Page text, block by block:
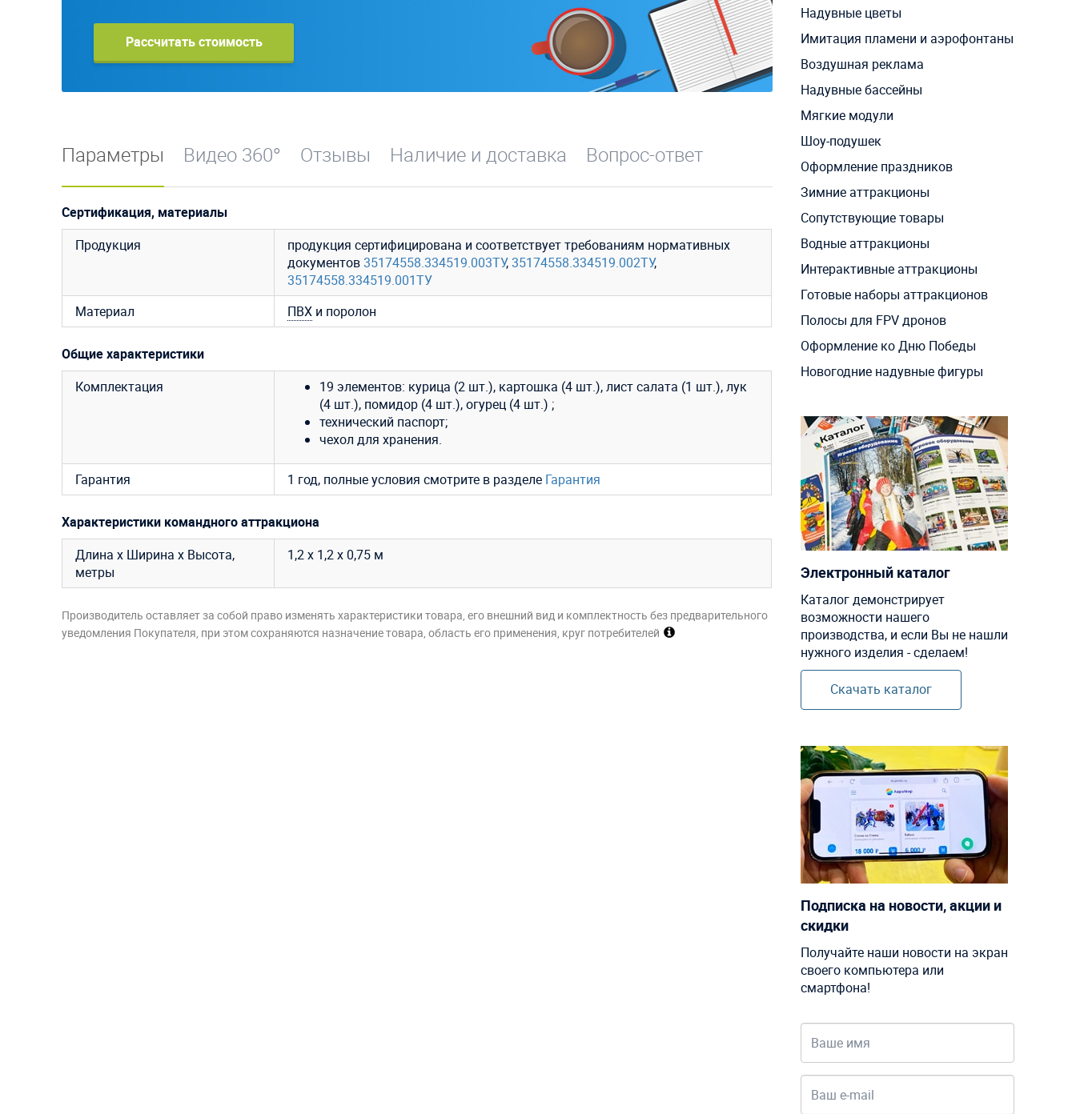
Рассчитать стоимость
Параметры Видео 360° Отзывы Наличие и доставка Вопрос-ответ
Сертификация, материалы
Продукция
продукция сертифицирована и соответствует требованиям нормативных
документов35174558.334519.003ТУ,35174558.334519.002ТУ,
35174558.334519.001ТУ
Материал
ПВХ и поролон
Общие характеристики
Комплектация
19 элементов: курица (2 шт.), картошка (4 шт.), лист салата (1 шт.), лук
(4 шт.), помидор (4 шт.), огурец (4 шт.) ;
технический паспорт;
чехол для хранения.
Гарантия 1 год, полные условия смотрите в разделе Гарантия
Характеристики командного аттракциона
Длина х Ширина х Высота,
метры
1,2 х 1,2 х 0,75 м
Производитель оставляет за собой право изменять характеристики товара, его внешний вид и комплектность без предварительного
уведомления Покупателя, при этом сохраняются назначение товара, область его применения, круг потребителей
Надувные цветы
Имитация пламени и аэрофонтаны
Воздушная реклама
Надувные бассейны
Мягкие модули
Шоу-подушек
Оформление праздников
Зимние аттракционы
Сопутствующие товары
Водные аттракционы
Интерактивные аттракционы
Готовые наборы аттракционов
Полосы для FPV дронов
Оформление ко Дню Победы
Новогодние надувные фигуры
Электронный каталог
Каталог демонстрирует
возможности нашего
производства, и если Вы не нашли
нужного изделия - сделаем!
Скачать каталог
Подписка на новости, акции и
скидки
Получайте наши новости на экран
своего компьютера или
смартфона!